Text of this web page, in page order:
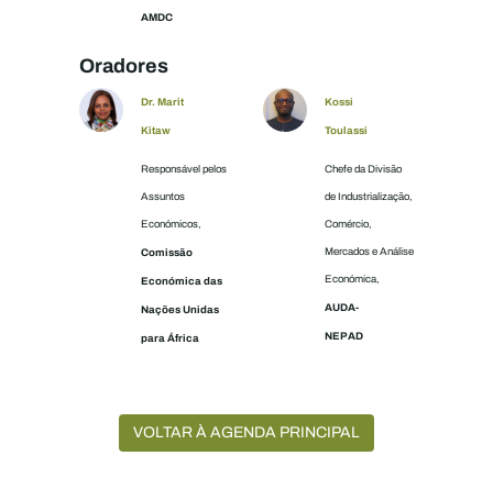
AMDC
Oradores
Dr. Marit
Kitaw
Responsável pelos
Assuntos
Económicos,
Comissão
Económica das
Nações Unidas
para África
Kossi
Toulassi
Chefe da Divisão
de Industrialização,
Comércio,
Mercados e Análise
Económica,
AUDA-
NEPAD
VOLTAR À AGENDA PRINCIPAL